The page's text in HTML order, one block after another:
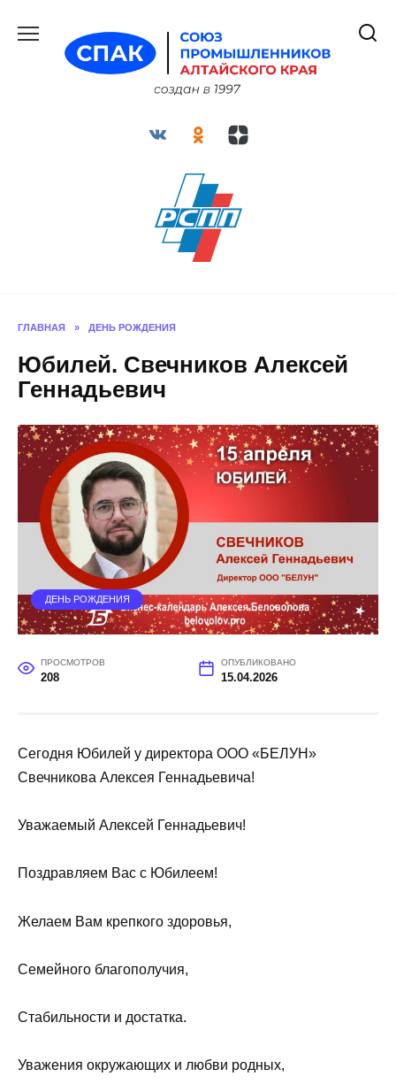
содержанию
ГЛАВНАЯ » ДЕНЬ РОЖДЕНИЯ
Юбилей. Свечников Алексей
Геннадьевич
ДЕНЬ РОЖДЕНИЯ
ПРОСМОТРОВ
208
ОПУБЛИКОВАНО
15.04.2026
Сегодня Юбилей у директора ООО «БЕЛУН»
Свечникова Алексея Геннадьевича!
Уважаемый Алексей Геннадьевич!
Поздравляем Вас с Юбилеем!
Желаем Вам крепкого здоровья,
Семейного благополучия,
Стабильности и достатка.
Уважения окружающих и любви родных,